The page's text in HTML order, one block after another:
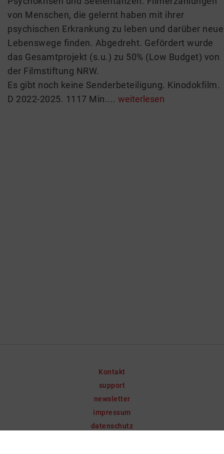
von Menschen, die gelernt haben mit ihrer
psychischen Erkrankung zu leben und darüber neue
Lebenswege finden. Abgedreht. Gefördert wurde
das Gesamtprojekt (s.u.) zu 50% (Low Budget) von
der Filmstiftung NRW.
Es gibt noch keine Senderbeteiligung. Kinodokfilm.
D 2022-2025. 1117 Min.... weiterlesen
Kontakt
support
newsletter
impressum
datenschutz